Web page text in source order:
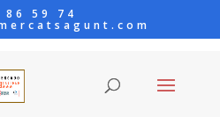
86 59 74